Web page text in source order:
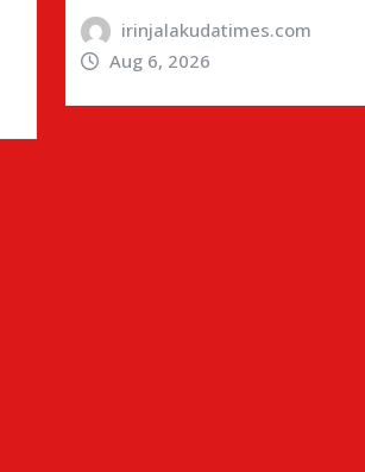
irinjalakudatimes.com
Aug 6, 2026